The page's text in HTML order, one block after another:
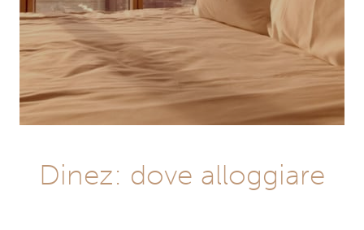
Dinez: dove alloggiare